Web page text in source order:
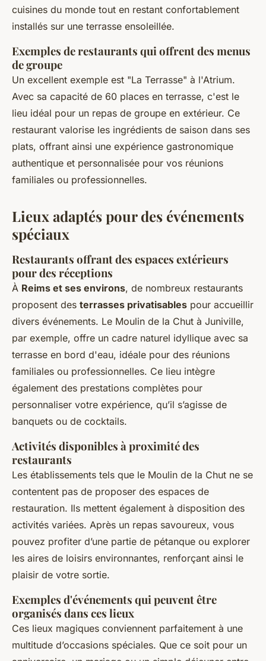
cuisines du monde tout en restant confortablement
installés sur une terrasse ensoleillée.
Exemples de restaurants qui offrent des menus
de groupe
Un excellent exemple est "La Terrasse" à l'Atrium.
Avec sa capacité de 60 places en terrasse, c'est le
lieu idéal pour un repas de groupe en extérieur. Ce
restaurant valorise les ingrédients de saison dans ses
plats, offrant ainsi une expérience gastronomique
authentique et personnalisée pour vos réunions
familiales ou professionnelles.
Lieux adaptés pour des événements
spéciaux
Restaurants offrant des espaces extérieurs
pour des réceptions
À Reims et ses environs, de nombreux restaurants
proposent des terrasses privatisables pour accueillir
divers événements. Le Moulin de la Chut à Juniville,
par exemple, offre un cadre naturel idyllique avec sa
terrasse en bord d'eau, idéale pour des réunions
familiales ou professionnelles. Ce lieu intègre
également des prestations complètes pour
personnaliser votre expérience, qu’il s’agisse de
banquets ou de cocktails.
Activités disponibles à proximité des
restaurants
Les établissements tels que le Moulin de la Chut ne se
contentent pas de proposer des espaces de
restauration. Ils mettent également à disposition des
activités variées. Après un repas savoureux, vous
pouvez profiter d’une partie de pétanque ou explorer
les aires de loisirs environnantes, renforçant ainsi le
plaisir de votre sortie.
Exemples d'événements qui peuvent être
organisés dans ces lieux
Ces lieux magiques conviennent parfaitement à une
multitude d’occasions spéciales. Que ce soit pour un